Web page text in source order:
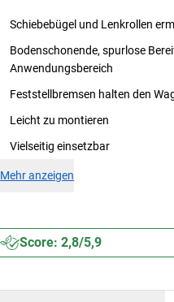
Schiebebügel und Lenkrollen
Bodenschonende, spurlose
Anwendungsbereich
Feststellbremsen halten den
Leicht zu montieren
Vielseitig einsetzbar
Mehr anzeigen
Score: 2,8/5,9